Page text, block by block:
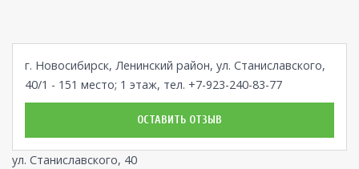
г. Новосибирск, Ленинский район, ул. Станиславского,
40/1 - 151 место; 1 этаж, тел. +7-923-240-83-77
ОСТАВИТЬ ОТЗЫВ
ул. Станиславского, 40